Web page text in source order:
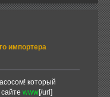
импортера
который
www[/url]